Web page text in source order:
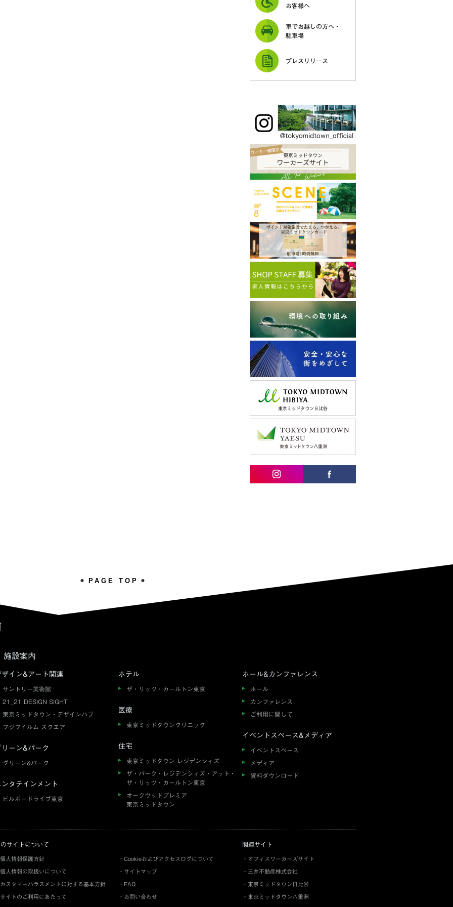
お客様へ
車でお越しの方へ・
駐車場
プレスリリース
PAGE TOP
施設案内
ザイン&アート関連
サントリー美術館
21_21 DESIGN SIGHT
東京ミッドタウン・デザインハブ
フジフイルム スクエア
リーン&パーク
グリーン&パーク
ンタテインメント
ビルボードライブ東京
ホテル
ザ・リッツ・カールトン東京
医療
東京ミッドタウンクリニック
住宅
東京ミッドタウン レジデンシィズ
ザ・パーク・レジデンシィズ・アット・
ザ・リッツ・カールトン東京
オークウッドプレミア
東京ミッドタウン
ホール&カンファレンス
ホール
カンファレンス
ご利用に関して
イベントスペース&メディア
イベントスペース
メディア
資料ダウンロード
サイトについて
個人情報保護方針
個人情報の取扱いについて
カスタマーハラスメントに対する基本方針
サイトのご利用にあたって
Cookieおよびアクセスログについて
サイトマップ
FAQ
お問い合わせ
関連サイト
オフィスワーカーズサイト
三井不動産株式会社
東京ミッドタウン日比谷
東京ミッドタウン八重洲